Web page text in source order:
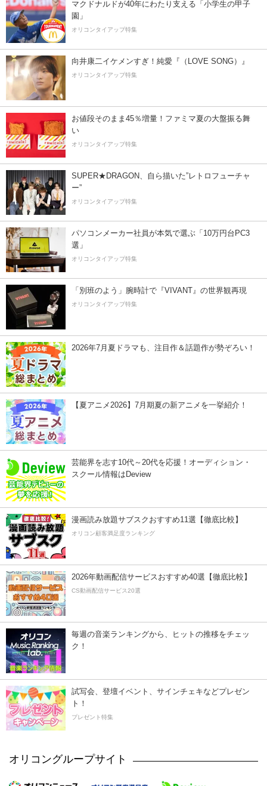
マクドナルドが40年にわたり支える「小学生の甲子
園」
オリコンタイアップ特集
向井康二イケメンすぎ！純愛『（LOVE SONG）』
オリコンタイアップ特集
お値段そのまま45％増量！ファミマ夏の大盤振る舞
い
オリコンタイアップ特集
SUPER★DRAGON、自ら描いた”レトロフューチャ
ー”
オリコンタイアップ特集
パソコンメーカー社員が本気で選ぶ「10万円台PC3
選」
オリコンタイアップ特集
「別班のよう」腕時計で『VIVANT』の世界観再現
オリコンタイアップ特集
2026年7月夏ドラマも、注目作＆話題作が勢ぞろい！
【夏アニメ2026】7月期夏の新アニメを一挙紹介！
芸能界を志す10代～20代を応援！オーディション・
スクール情報はDeview
漫画読み放題サブスクおすすめ11選【徹底比較】
オリコン顧客満足度ランキング
2026年動画配信サービスおすすめ40選【徹底比較】
CS動画配信サービス20選
毎週の音楽ランキングから、ヒットの推移をチェッ
ク！
試写会、登壇イベント、サインチェキなどプレゼン
ト！
プレゼント特集
オリコングループサイト